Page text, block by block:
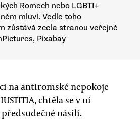
Romech nebo LGBTI+
mluví. Vedle toho
zůstává zcela stranou veřejné
Pixabay
na antiromské nepokoje
chtěla se v ní
násilí.